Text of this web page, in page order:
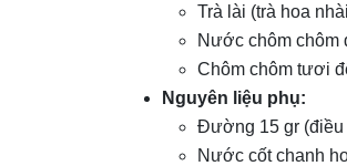
Trà lài (trà hoa
Nước chôm chôm
Chôm chôm tươi
Nguyên liệu phụ:
Đường 15 gr (điều
Nước cốt chanh